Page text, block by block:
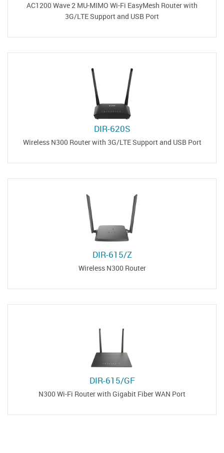
AC1200 Wave 2 MU-MIMO Wi-Fi EasyMesh Router with
3G/LTE Support and USB Port
DIR-620S
Wireless N300 Router with 3G/LTE Support and USB Port
DIR-615/Z
Wireless N300 Router
DIR-615/GF
N300 Wi-Fi Router with Gigabit Fiber WAN Port